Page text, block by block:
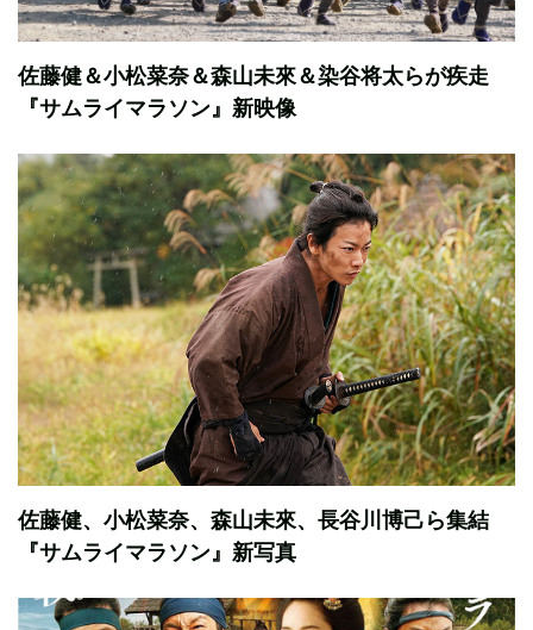
佐藤健＆小松菜奈＆森山未來＆染谷将太らが疾走
『サムライマラソン』新映像
佐藤健、小松菜奈、森山未來、長谷川博己ら集結
『サムライマラソン』新写真